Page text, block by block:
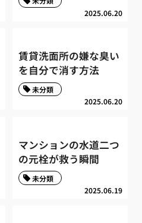
2025.06.20
賃貸洗面所の嫌な臭い
を自分で消す方法
2025.06.20
未分類
マンションの水道二つ
の元栓が救う瞬間
2025.06.19
未分類